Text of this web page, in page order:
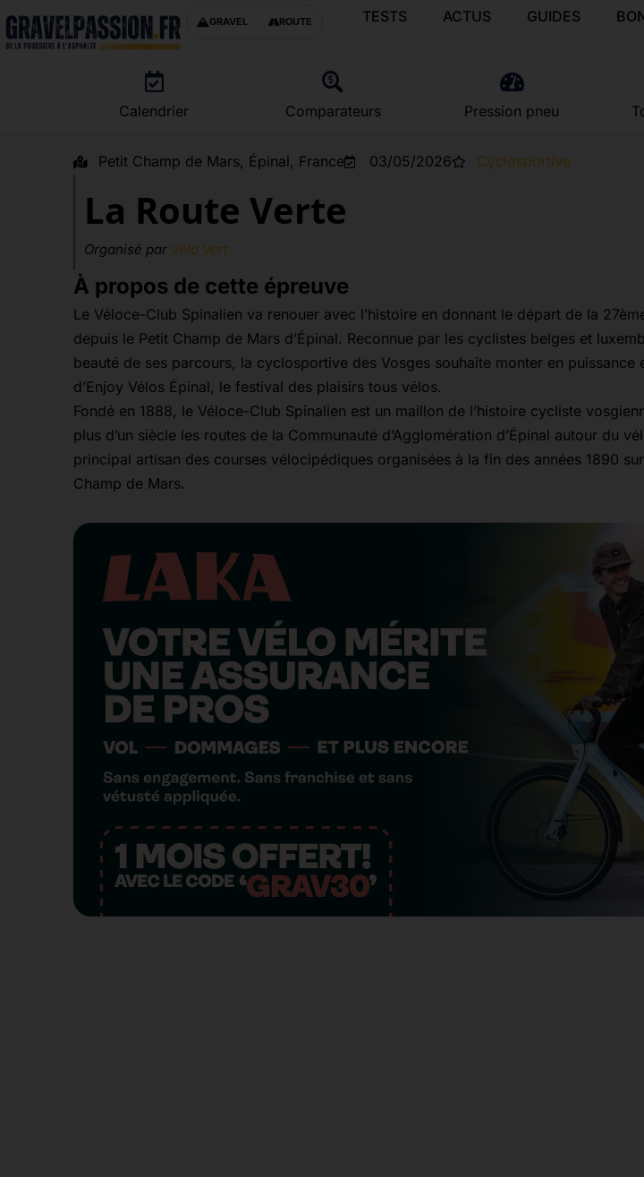
GRAVEL ROUTE TESTS ACTUS GUIDES
Calendrier Comparateurs Pression pneu
Petit Champ de Mars, Épinal, France 03/05/2026 Cyclosportive
La Route Verte
Organisé par Vélo Vert
À propos de cette épreuve
Le Véloce-Club Spinalien va renouer avec l’histoire en donnant le départ de la
depuis le Petit Champ de Mars d’Épinal. Reconnue par les cyclistes belges et
beauté de ses parcours, la cyclosportive des Vosges souhaite monter en
d’Enjoy Vélos Épinal, le festival des plaisirs tous vélos.
Fondé en 1888, le Véloce-Club Spinalien est un maillon de l’histoire cycliste
plus d’un siècle les routes de la Communauté d’Agglomération d’Épinal autour du
principal artisan des courses vélocipédiques organisées à la fin des années 1890
Champ de Mars.